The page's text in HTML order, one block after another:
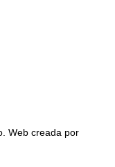
Web creada por